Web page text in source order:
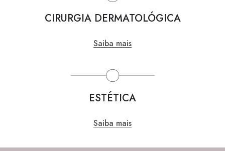
CIRURGIA DERMATOLÓGICA
Saiba mais
ESTÉTICA
Saiba mais